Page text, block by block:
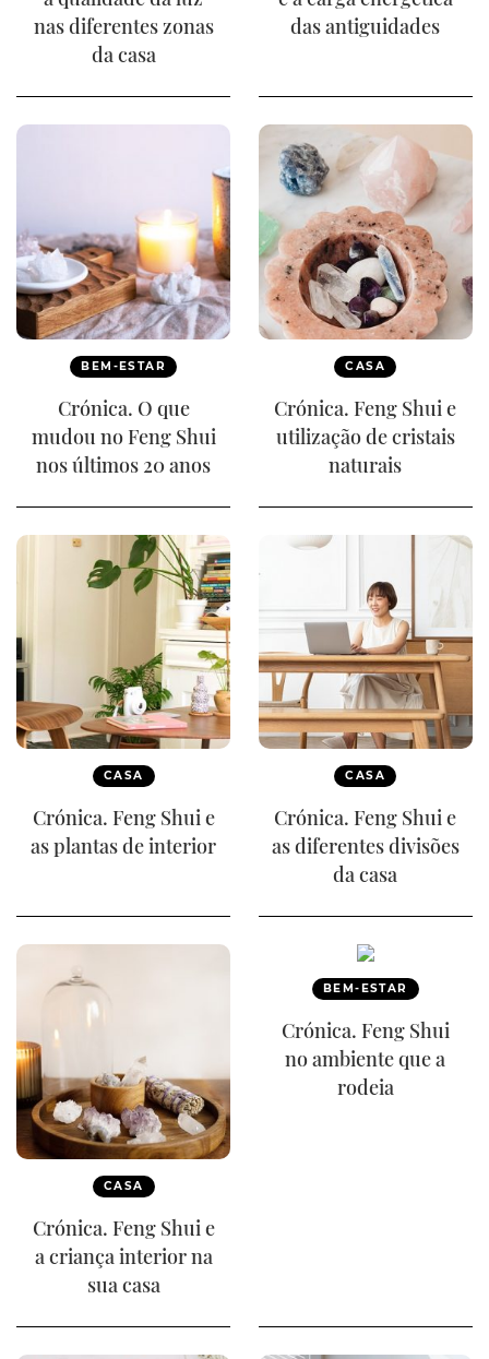
nas diferentes zonas
da casa
das antiguidades
BEM-ESTAR
Crónica. O que
mudou no Feng Shui
nos últimos 20 anos
CASA
Crónica. Feng Shui e
utilização de cristais
naturais
CASA
Crónica. Feng Shui e
as plantas de interior
CASA
Crónica. Feng Shui e
as diferentes divisões
da casa
CASA
Crónica. Feng Shui e
a criança interior na
sua casa
BEM-ESTAR
Crónica. Feng Shui
no ambiente que a
rodeia